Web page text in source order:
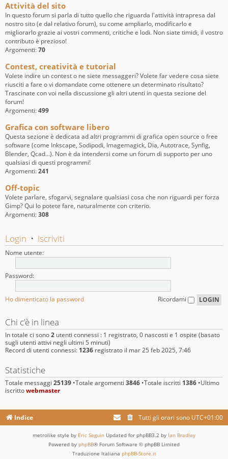
Attività del sito
In questo forum si parla di tutto quello che riguarda l'attività intrapresa dal
nostro sito (e dal relativo forum), su come ampliarlo, modificarlo e
migliorarlo grazie ai vostri commenti, critiche e lodi. Non siate timidi, il vostro
contributo è prezioso!
Argomenti:70
Contest, creatività e tutorial
Volete indire un contest o ne siete messaggeri? Volete far vedere cosa siete
riusciti a fare o vi domandate come ottenere un determinato risultato?
Trascinate con voi nella discussione gli altri utenti in questa sezione del
forum!
Argomenti:499
Grafica con software libero
Questa sezione è dedicata ad altri programmi di grafica open source o free
software (come Inkscape, Sodipodi, Imagemagick, Dia, Autotrace, Synfig,
Blender, Qcad...). Non è da intendersi come un forum di supporto per uno
qualsiasi di questi programmi!
Argomenti:241
Off-topic
Volete parlare, sfogarvi, segnalare qualsiasi cosa che non riguardi per forza
Gimp? Qui lo potete fare, naturalmente con criterio.
Argomenti:308
Login • Iscriviti
Nome utente:
Password:
Ho dimenticato la password Ricordami
Chi c’è in linea
In totale ci sono2 utenti connessi : 1 registrato, 0 nascosti e 1 ospite (basato
sugli utenti attivi negli ultimi 5 minuti)
Record di utenti connessi: 1236 registrato il mar 25 feb 2025, 7:46
Statistiche
Totale messaggi 25139 •Totale argomenti 3846 •Totale iscritti 1386 •Ultimo
iscrittowebmaster
Indice Tutti gli orari sono UTC+01:00
metrolike style by Eric Seguin Updated for phpBB3.2 by Ian Bradley
Powered by phpBB® Forum Software © phpBB Limited
Traduzione Italiana phpBB-Store.it